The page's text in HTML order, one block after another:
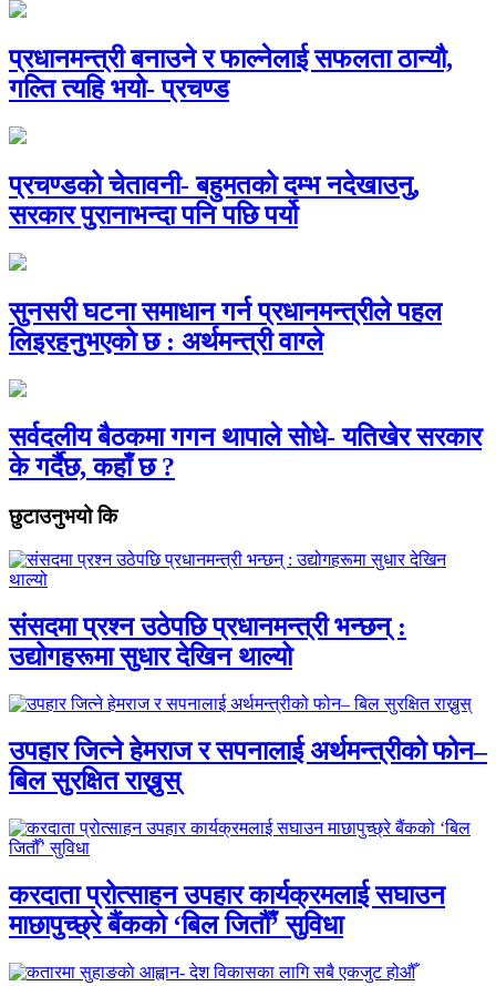
प्रधानमन्त्री बनाउने र फाल्नेलाई सफलता ठान्यौ,
गल्ति त्यहि भयो- प्रचण्ड
प्रचण्डको चेतावनी- बहुमतको दम्भ नदेखाउनु,
सरकार पुरानाभन्दा पनि पछि पर्यो
सुनसरी घटना समाधान गर्न प्रधानमन्त्रीले पहल
लिइरहनुभएको छ : अर्थमन्त्री वाग्ले
सर्वदलीय बैठकमा गगन थापाले सोधे- यतिखेर सरकार
के गर्दैछ, कहाँ छ ?
छुटाउनुभयो कि
संसदमा प्रश्न उठेपछि प्रधानमन्त्री भन्छन् :
उद्योगहरूमा सुधार देखिन थाल्यो
उपहार जित्ने हेमराज र सपनालाई अर्थमन्त्रीको फोन–
बिल सुरक्षित राख्नुस्
करदाता प्रोत्साहन उपहार कार्यक्रमलाई सघाउन
माछापुच्छ्रे बैंकको ‘बिल जितौँ’ सुविधा